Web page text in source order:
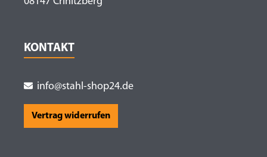
KONTAKT
info@stahl-shop24.de
Vertrag widerrufen